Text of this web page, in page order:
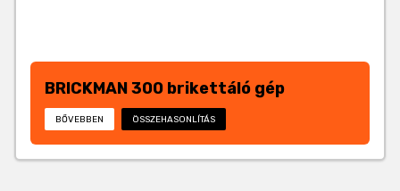
BRICKMAN 300 brikettáló gép
BŐVEBBEN ÖSSZEHASONLÍTÁS